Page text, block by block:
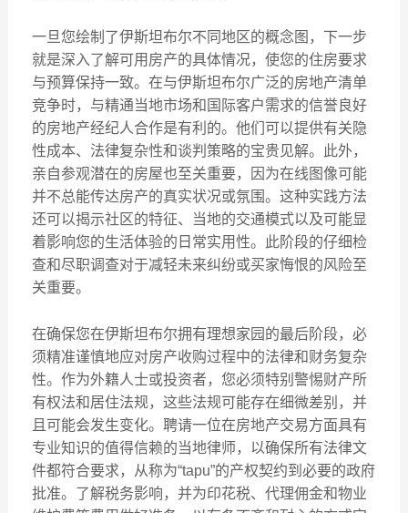
一旦您绘制了伊斯坦布尔不同地区的概念图，下一步
就是深入了解可用房产的具体情况，使您的住房要求
与预算保持一致。在与伊斯坦布尔广泛的房地产清单
竞争时，与精通当地市场和国际客户需求的信誉良好
的房地产经纪人合作是有利的。他们可以提供有关隐
性成本、法律复杂性和谈判策略的宝贵见解。此外，
亲自参观潜在的房屋也至关重要，因为在线图像可能
并不总能传达房产的真实状况或氛围。这种实践方法
还可以揭示社区的特征、当地的交通模式以及可能显
着影响您的生活体验的日常实用性。此阶段的仔细检
查和尽职调查对于减轻未来纠纷或买家悔恨的风险至
关重要。
在确保您在伊斯坦布尔拥有理想家园的最后阶段，必
须精准谨慎地应对房产收购过程中的法律和财务复杂
性。作为外籍人士或投资者，您必须特别警惕财产所
有权法和居住法规，这些法规可能存在细微差别，并
且可能会发生变化。聘请一位在房地产交易方面具有
专业知识的值得信赖的当地律师，以确保所有法律文
件都符合要求，从称为“tapu”的产权契约到必要的政府
批准。了解税务影响，并为印花税、代理佣金和物业